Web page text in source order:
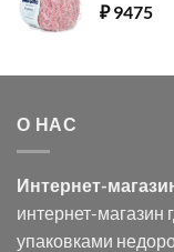
₽9475
О НАС
Интернет-
интернет-магазин
упаковками